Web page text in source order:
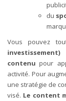
du
Vous pouvez
contenu pour
activité. Pour
une stratégie de
visé. Le content